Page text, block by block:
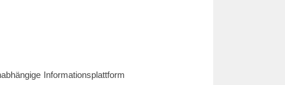
Informationsplattform